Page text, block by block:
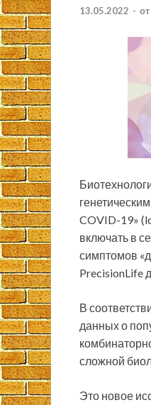
13.05.2022 - от
COVID-19»
включать в
симптомов
PrecisionLife
В
данных о
сложной
Это новое